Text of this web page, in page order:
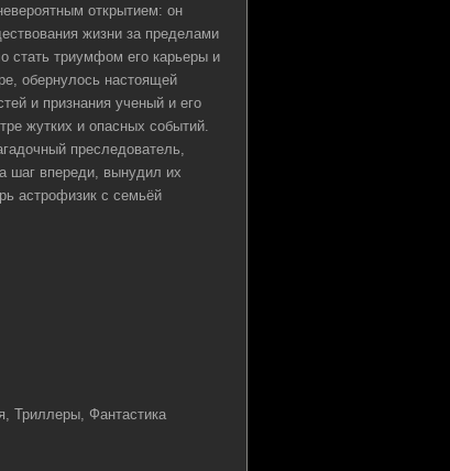
открытием: он
жизни за пределами
стать триумфом его карьеры и
обернулось настоящей
и признания ученый и его
жутких и опасных событий.
преследователь,
шаг впереди, вынудил их
астрофизик с семьёй
Триллеры, Фантастика